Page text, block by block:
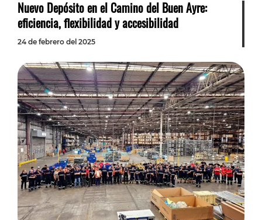
Nuevo Depósito en el Camino del Buen Ayre:
eficiencia, flexibilidad y accesibilidad
24 de febrero del 2025